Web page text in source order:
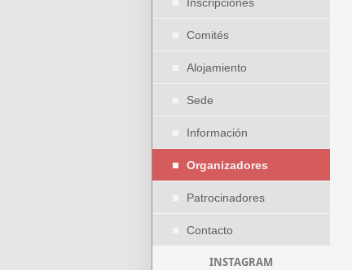
Comités
Alojamiento
Sede
Información
Organizadores
Patrocinadores
Contacto
INSTAGRAM